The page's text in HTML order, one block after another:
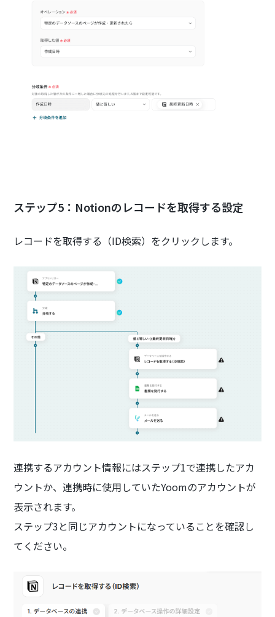
ステップ5：Notionのレコードを取得する設定
レコードを取得する（ID検索）をクリックします。
連携するアカウント情報にはステップ1で連携したアカ
ウントか、連携時に使用していたYoomのアカウントが
表示されます。
ステップ3と同じアカウントになっていることを確認し
てください。